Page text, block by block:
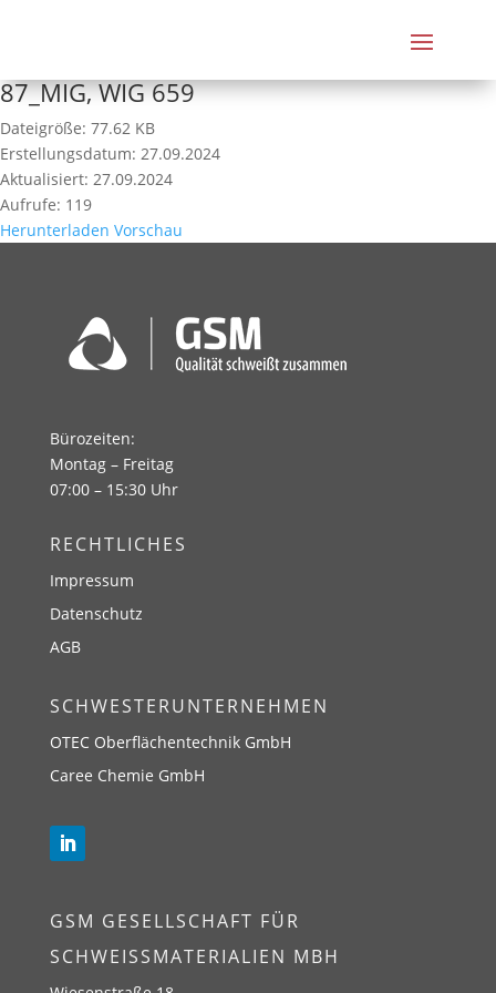
87_MIG, WIG 659
Dateigröße: 77.62 KB
Erstellungsdatum: 27.09.2024
Aktualisiert: 27.09.2024
Aufrufe: 119
Herunterladen Vorschau
Bürozeiten:
Montag – Freitag
07:00 – 15:30 Uhr
RECHTLICHES
Impressum
Datenschutz
AGB
SCHWESTERUNTERNEHMEN
OTEC Oberflächentechnik GmbH
Caree Chemie GmbH
GSM GESELLSCHAFT FÜR
SCHWEISSMATERIALIEN MBH